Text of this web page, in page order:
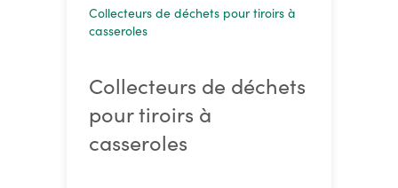
Collecteurs de déchets pour tiroirs à
casseroles
Collecteurs de déchets
pour tiroirs à
casseroles